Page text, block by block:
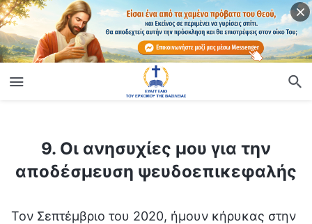
9. Οι ανησυχίες μου για την
αποδέσμευση ψευδοεπικεφαλής
Τον Σεπτέμβριο του 2020, ήμουν κήρυκας στην